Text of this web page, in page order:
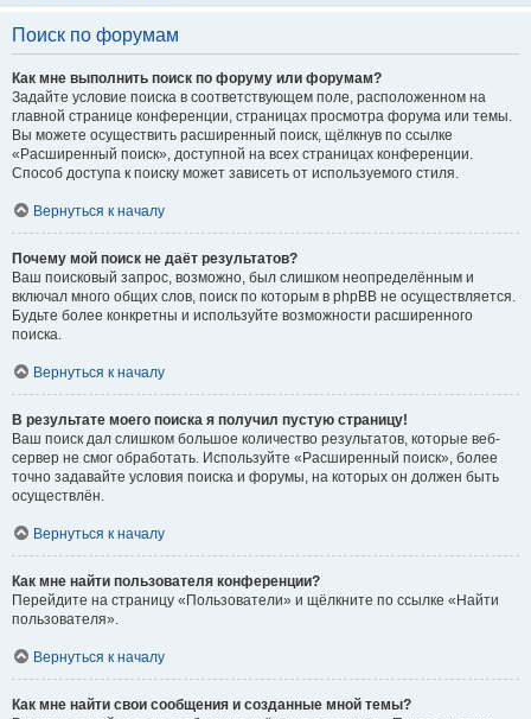
Поиск по форумам
Как мне выполнить поиск по форуму или форумам?
Задайте условие поиска в соответствующем поле, расположенном на
главной странице конференции, страницах просмотра форума или темы.
Вы можете осуществить расширенный поиск, щёлкнув по ссылке
«Расширенный поиск», доступной на всех страницах конференции.
Способ доступа к поиску может зависеть от используемого стиля.
Вернуться к началу
Почему мой поиск не даёт результатов?
Ваш поисковый запрос, возможно, был слишком неопределённым и
включал много общих слов, поиск по которым в phpBB не осуществляется.
Будьте более конкретны и используйте возможности расширенного
поиска.
Вернуться к началу
В результате моего поиска я получил пустую страницу!
Ваш поиск дал слишком большое количество результатов, которые веб-
сервер не смог обработать. Используйте «Расширенный поиск», более
точно задавайте условия поиска и форумы, на которых он должен быть
осуществлён.
Вернуться к началу
Как мне найти пользователя конференции?
Перейдите на страницу «Пользователи» и щёлкните по ссылке «Найти
пользователя».
Вернуться к началу
Как мне найти свои сообщения и созданные мной темы?